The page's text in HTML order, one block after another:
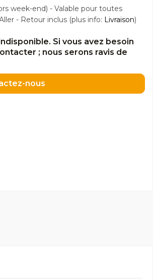
week-end) - Valable pour toutes
- Retour inclus (plus info: Livraison)
Si vous avez besoin
; nous serons ravis de
nous